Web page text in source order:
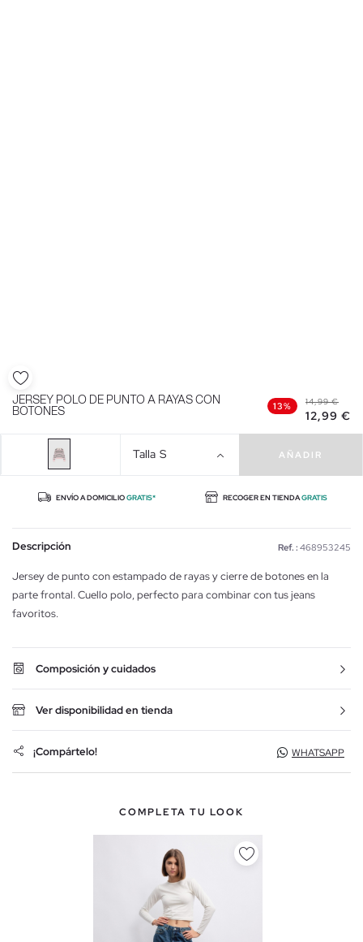
JERSEY POLO DE PUNTO A RAYAS CON
BOTONES
13% 14,99 €
12,99 €
Talla S AÑADIR
ENVÍO A DOMICILIOGRATIS* RECOGER EN TIENDAGRATIS
Descripción Ref. : 468953245
Jersey de punto con estampado de rayas y cierre de botones en la
parte frontal. Cuello polo, perfecto para combinar con tus jeans
favoritos.
Composición y cuidados
Ver disponibilidad en tienda
¡Compártelo! WHATSAPP
COMPLETA TU LOOK